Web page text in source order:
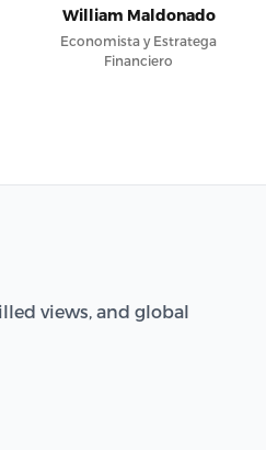
William Maldonado
Economista y Estratega
Financiero
views, and global